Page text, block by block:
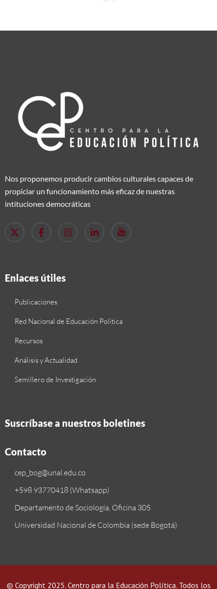
Nos proponemos producir cambios culturales capaces de
propiciar un funcionamiento más eficaz de nuestras
intituciones democráticas
Enlaces útiles
Publicaciones
Red Nacional de Educación Política
Recursos
Análisis y Actualidad
Semillero de Investigación
Suscríbase a nuestros boletines
Contacto
cep_bog@unal.edu.co
+598 93770418 (Whatsapp)
Departamento de Sociología, Oficina 305
Universidad Nacional de Colombia (sede Bogotá)
© Copyright 2025. Centro para la Educación Política.Todos los